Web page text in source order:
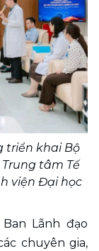
triển khai Bộ
tâm Tế
viện Đại học
Lãnh đạo
chuyên gia,